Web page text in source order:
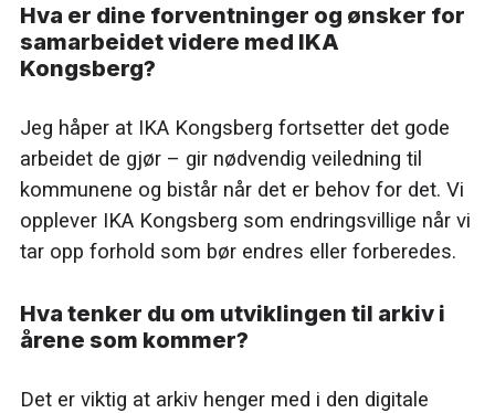
Hva er dine forventninger og ønsker for
samarbeidet videre med IKA
Kongsberg?
Jeg håper at IKA Kongsberg fortsetter det gode
arbeidet de gjør – gir nødvendig veiledning til
kommunene og bistår når det er behov for det. Vi
opplever IKA Kongsberg som endringsvillige når vi
tar opp forhold som bør endres eller forberedes.
Hva tenker du om utviklingen til arkiv i
årene som kommer?
Det er viktig at arkiv henger med i den digitale